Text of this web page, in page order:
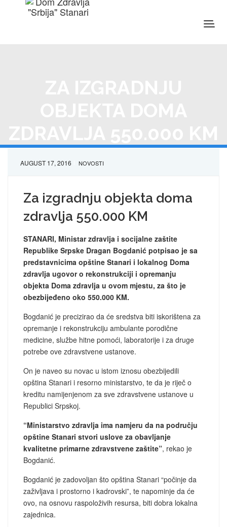
AUGUST 17, 2016 NOVOSTI
Za izgradnju objekta doma
zdravlja 550.000 KM
STANARI, Ministar zdravlja i socijalne zaštite
Republike Srpske Dragan Bogdanić potpisao je sa
predstavnicima opštine Stanari i lokalnog Doma
zdravlja ugovor o rekonstrukciji i opremanju
objekta Doma zdravlja u ovom mjestu, za što je
obezbijeđeno oko 550.000 KM.
Bogdanić je precizirao da će sredstva biti iskorištena za
opremanje i rekonstrukciju ambulante porodične
medicine, službe hitne pomoći, laboratorije i za druge
potrebe ove zdravstvene ustanove.
On je naveo su novac u istom iznosu obezbijedili
opština Stanari i resorno ministarstvo, te da je riječ o
kreditu namijenjenom za sve zdravstvene ustanove u
Republici Srpskoj.
“Ministarstvo zdravlja ima namjeru da na području
opštine Stanari stvori uslove za obavljanje
kvalitetne primarne zdravstvene zaštite”, rekao je
Bogdanić.
Bogdanić je zadovoljan što opština Stanari “počinje da
zaživljava i prostorno i kadrovski”, te napominje da će
ovo, na osnovu raspoloživih resursa, biti dobra lokalna
zajednica.